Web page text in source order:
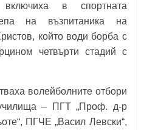
в спортната
на възпитаника на
който води борба с
четвърти стадий с
волейболните отбори
– ПГТ „Проф. д-р
ПГЧЕ „Васил Левски“,